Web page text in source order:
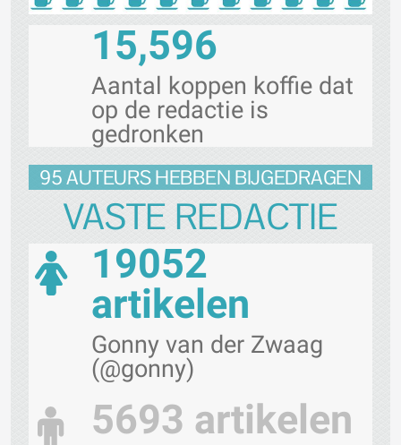
15,596
Aantal koppen koffie dat
op de redactie is
gedronken
95 AUTEURS HEBBEN BIJGEDRAGEN
VASTE REDACTIE
19052
artikelen
Gonny van der Zwaag
(@gonny)
5693 artikelen